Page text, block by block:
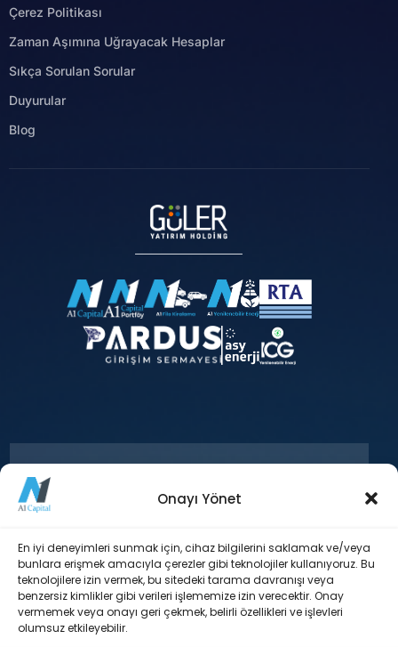
Onayı Yönet
En iyi deneyimleri sunmak için, cihaz bilgilerini saklamak ve/veya
bunlara erişmek amacıyla çerezler gibi teknolojiler kullanıyoruz. Bu
teknolojilere izin vermek, bu sitedeki tarama davranışı veya
benzersiz kimlikler gibi verileri işlememize izin verecektir. Onay
vermemek veya onayı geri çekmek, belirli özellikleri ve işlevleri
olumsuz etkileyebilir.
Çerez Politikası
Zaman Aşımına Uğrayacak Hesaplar
Sıkça Sorulan Sorular
Duyurular
Blog
+90 212 371 18 00
Esentepe Mah. Büyükdere Cad. Levent
Plaza Blok No: 173 İç Kapı No: 29 Şişli /
İstanbul